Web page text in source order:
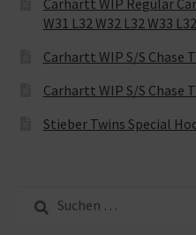
Carhartt WIP Regular
W31 L32 W32 L32 W33
Carhartt WIP S/S Chase
Carhartt WIP S/S Chase
Stieber Twins Special
nach: